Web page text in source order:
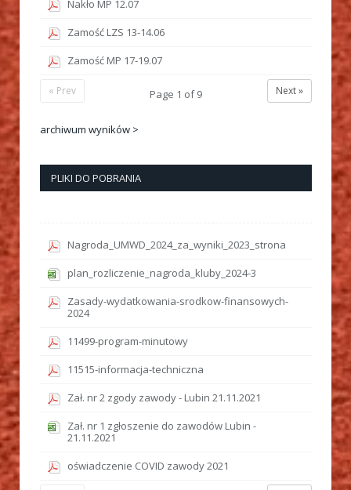
Nakło MP 12.07
Zamość LZS 13-14.06
Zamość MP 17-19.07
Next »
Page 1 of9
« Prev
archiwum wyników >
PLIKI DO POBRANIA
Nagroda_UMWD_2024_za_wyniki_2023_strona
plan_rozliczenie_nagroda_kluby_2024-3
Zasady-wydatkowania-srodkow-finansowych-
2024
11499-program-minutowy
11515-informacja-techniczna
Zał. nr 2 zgody zawody - Lubin 21.11.2021
Zał. nr 1 zgłoszenie do zawodów Lubin -
21.11.2021
oświadczenie COVID zawody 2021